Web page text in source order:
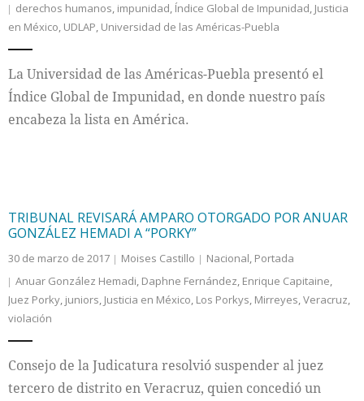
derechos humanos, impunidad, Índice Global de Impunidad, Justicia
en México, UDLAP, Universidad de las Américas-Puebla
La Universidad de las Américas-Puebla presentó el
Índice Global de Impunidad, en donde nuestro país
encabeza la lista en América.
TRIBUNAL REVISARÁ AMPARO OTORGADO POR ANUAR
GONZÁLEZ HEMADI A “PORKY”
30 de marzo de 2017 Moises Castillo Nacional, Portada
Anuar González Hemadi, Daphne Fernández, Enrique Capitaine,
Juez Porky, juniors, Justicia en México, Los Porkys, Mirreyes,Veracruz,
violación
Consejo de la Judicatura resolvió suspender al juez
tercero de distrito en Veracruz, quien concedió un